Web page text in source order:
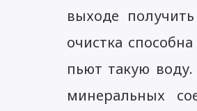
выходе
очистка
пьют такую
минеральных